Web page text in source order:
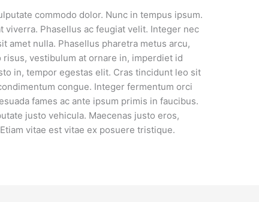
commodo dolor. Nunc in tempus ipsum.
viverra. Phasellus ac feugiat velit. Integer nec
amet nulla. Phasellus pharetra metus arcu,
vestibulum at ornare in, imperdiet id
in, tempor egestas elit. Cras tincidunt leo sit
congue. Integer fermentum orci
fames ac ante ipsum primis in faucibus.
justo vehicula. Maecenas justo eros,
vitae est vitae ex posuere tristique.